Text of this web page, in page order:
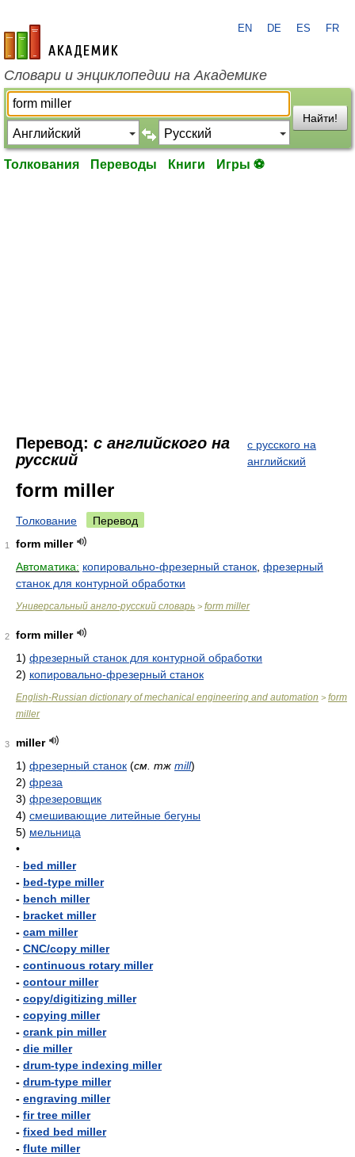
academic.ru
EN DE ES FR
Словари и энциклопедии на Академике
Найти!
Толкования Переводы Книги Игры ⚽
Перевод: с английского на
русский
с русского на
английский
form miller
Толкование Перевод
1
form miller
Автоматика: копировально-фрезерный станок фрезерный
станок для контурной обработки
Универсальный англо-русский словарь > form miller
2
form miller
1) фрезерный станок для контурной обработки
2) копировально-фрезерный станок
English-Russian dictionary of mechanical engineering and automation > form
miller
3
miller
1) фрезерный станок (см. тж mill)
2) фреза
3) фрезеровщик
4) смешивающие литейные бегуны
5) мельница
•
- bed miller
- bed-type miller
- bench miller
- bracket miller
- cam miller
- CNC/copy miller
- continuous rotary miller
- contour miller
- copy/digitizing miller
- copying miller
- crank pin miller
- die miller
- drum-type indexing miller
- drum-type miller
- engraving miller
- fir tree miller
- fixed bed miller
- flute miller